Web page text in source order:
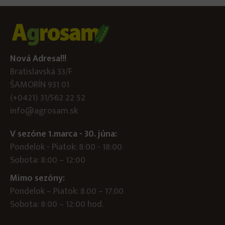
Nová Adresa!!!
Bratislavská 33/F
ŠAMORÍN 931 01
(+0421) 31/562 22 52
info@agrosam.sk
V sezóne 1.marca - 30. júna:
Pondelok - Piatok: 8:00 - 18:00
Sobota: 8:00 – 12:00
Mimo sezóny:
Pondelok – Piatok: 8.00 – 17.00
Sobota: 8:00 – 12:00 hod.